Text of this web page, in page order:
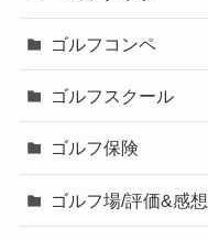
ゴルフコンペ
ゴルフスクール
ゴルフ保険
ゴルフ場/評価&感想